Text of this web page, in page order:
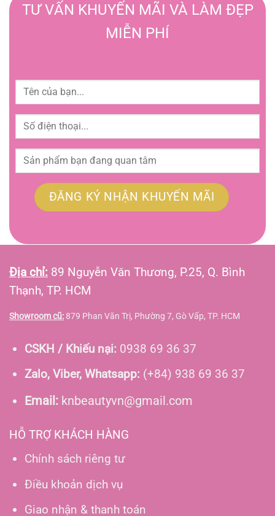
TƯ VẤN KHUYẾN MÃI VÀ LÀM ĐẸP
MIỄN PHÍ
Địa chỉ: 89 Nguyễn Văn Thương, P.25, Q. Bình
Thạnh, TP. HCM
Showroom cũ: 879 Phan Văn Trị, Phường 7, Gò Vấp, TP. HCM
CSKH / Khiếu nại: 0938 69 36 37
Zalo, Viber, Whatsapp: (+84) 938 69 36 37
Email:knbeautyvn@gmail.com
HỖ TRỢ KHÁCH HÀNG
Chính sách riêng tư
Điều khoản dịch vụ
Giao nhận & thanh toán